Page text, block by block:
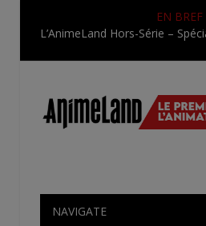
EN BREF
NAVIGATE